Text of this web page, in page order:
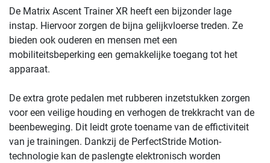
De Matrix Ascent Trainer XR heeft een bijzonder lage
instap. Hiervoor zorgen de bijna gelijkvloerse treden. Ze
bieden ook ouderen en mensen met een
mobiliteitsbeperking een gemakkelijke toegang tot het
apparaat.
De extra grote pedalen met rubberen inzetstukken zorgen
voor een veilige houding en verhogen de trekkracht van de
beenbeweging. Dit leidt grote toename van de effictiviteit
van je trainingen. Dankzij de PerfectStride Motion-
technologie kan de paslengte elektronisch worden